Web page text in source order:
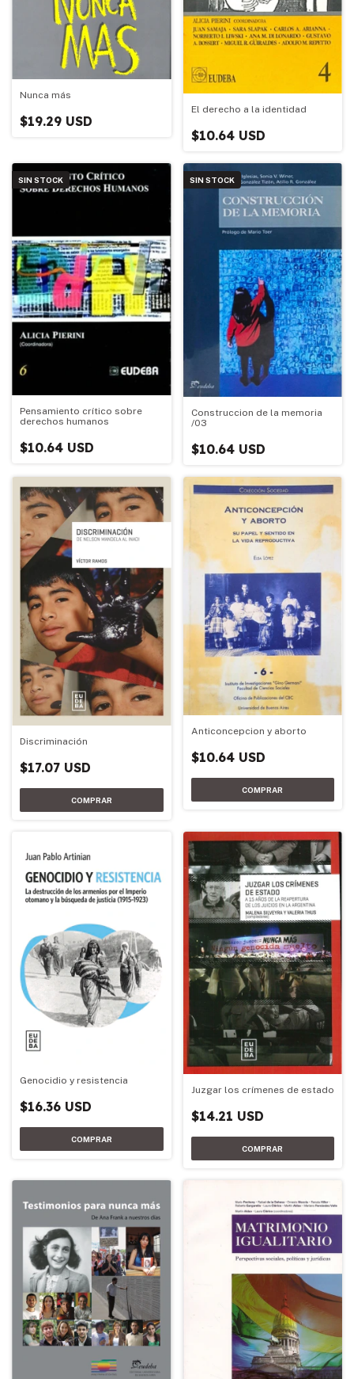
Nunca más
$19.29 USD
El derecho a la identidad
$10.64 USD
SIN STOCK
Pensamiento crítico sobre
derechos humanos
$10.64 USD
SIN STOCK
Construccion de la memoria
/03
$10.64 USD
Discriminación
$17.07 USD
Anticoncepcion y aborto
$10.64 USD
Genocidio y resistencia
$16.36 USD
Juzgar los crímenes de estado
$14.21 USD